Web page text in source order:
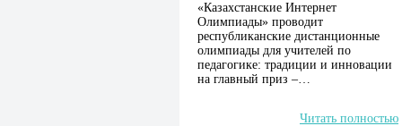
«Казахстанские Интернет
Олимпиады» проводит
республиканские дистанционные
олимпиады для учителей по
педагогике: традиции и инновации
на главный приз –…
Читать полностью